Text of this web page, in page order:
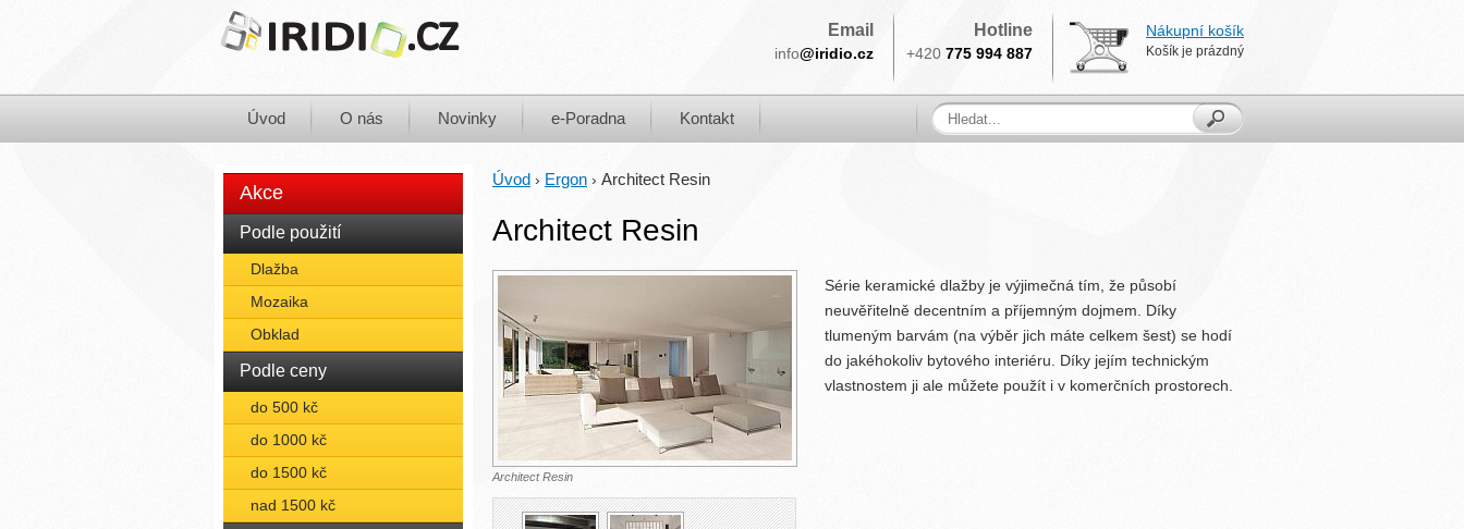
Email
info@iridio.cz
Hotline
+420 775 994 887
Nákupní košík
Košík je prázdný
Úvod O nás Novinky e-Poradna Kontakt
Akce
Podle použití
Dlažba
Mozaika
Obklad
Podle ceny
do 500 kč
do 1000 kč
do 1500 kč
nad 1500 kč
Úvod › Ergon › Architect Resin
Architect Resin
Architect Resin
Série keramické dlažby je výjimečná tím, že působí
neuvěřitelně decentním a příjemným dojmem. Díky
tlumeným barvám (na výběr jich máte celkem šest) se hodí
do jakéhokoliv bytového interiéru. Díky jejím technickým
vlastnostem ji ale můžete použít i v komerčních prostorech.